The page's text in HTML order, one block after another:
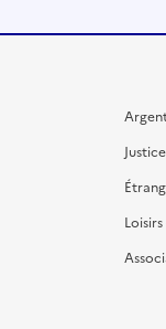
Justice